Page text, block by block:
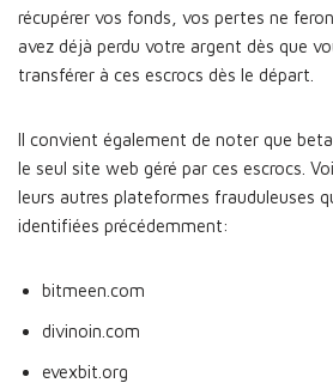
récupérer vos fonds, vos pertes ne
avez déjà perdu votre argent dès que
transférer à ces escrocs dès le départ.
Il convient également de noter que
le seul site web géré par ces escrocs.
leurs autres plateformes frauduleuses
identifiées précédemment:
bitmeen.com
divinoin.com
evexbit.org